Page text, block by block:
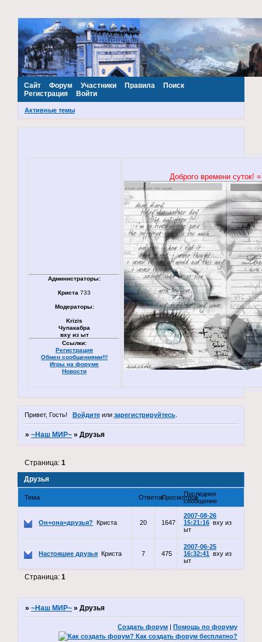
~Наш МИР~
Сайт Форум Участники Правила
Поиск
Регистрация
Войти
Активные темы
Администраторы:
Криста 733
Модераторы:
Krizis
Чупакабра
вху из ыт
Ссылки:
Регистрация
Обмен сообщениями!!!
Игры на форуме
Новости
Доброго времени суток!
Привет, Гость! Войдитеили зарегистрируйтесь.
»~Наш МИР~ »Друзья
Друзья
Страница:1
Тема ОтветовПросмотровПоследнее
сообщение
Он+она=друзья? Криста 20 1647
2007-08-26
15:21:16 вху из
ыт
Настояшие друзья Криста 7 475
2007-06-25
16:32:41 вху из
ыт
Страница:1
»~Наш МИР~ »Друзья
Создать форум | Помощь по форуму